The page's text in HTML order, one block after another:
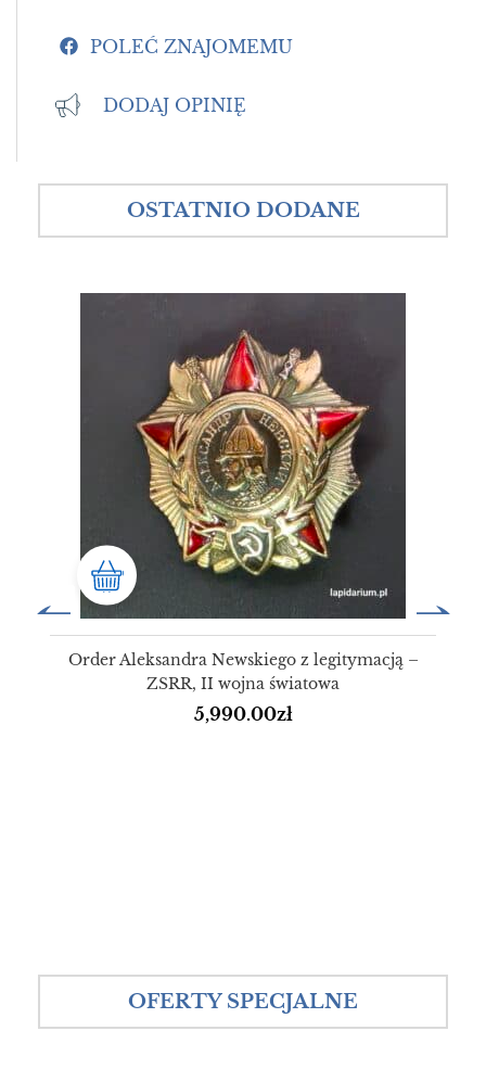
POLEĆ ZNAJOMEMU
DODAJ OPINIĘ
OSTATNIO DODANE
Order Aleksandra Newskiego z legitymacją –
ZSRR, II wojna światowa
5,990.00zł
OFERTY SPECJALNE